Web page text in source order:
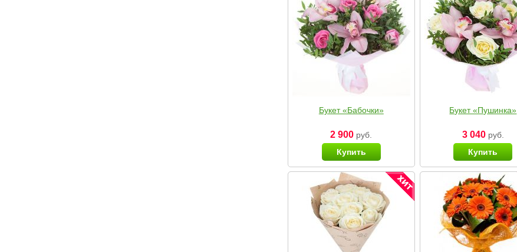
Букет «Бабочки»
2 900 руб.
Купить
Букет «Пушинка»
3 040руб.
Купить